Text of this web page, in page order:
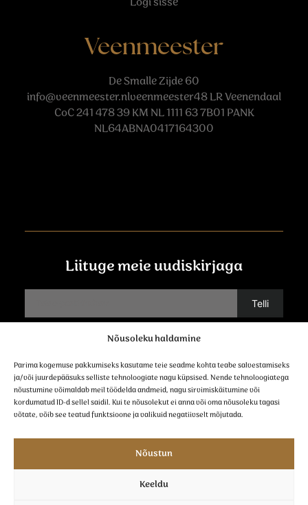
Nõusoleku haldamine
Parima kogemuse pakkumiseks kasutame teie seadme kohta teabe salvestamiseks
ja/või juurdepääsuks selliste tehnoloogiate nagu küpsised. Nende tehnoloogiatega
nõustumine võimaldab meil töödelda andmeid, nagu sirvimiskäitumine või
kordumatud ID-d sellel saidil. Kui te nõusolekut ei anna või oma nõusoleku tagasi
võtate, võib see teatud funktsioone ja valikuid negatiivselt mõjutada.
Nõustun
Keeldu
Veenmeester
De Smalle Zijde 60
info@veenmeester.nlveenmeester48LR Veenendaal
CoC 241 478 39 KM NL 1111 63 7B01 PANK
NL64ABNA0417164300
Liituge meie uudiskirjaga
järgne meile